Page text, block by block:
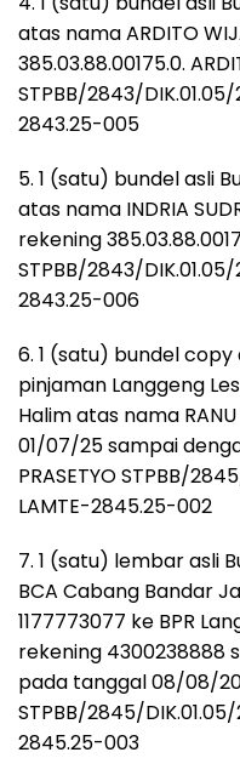
atas nama ARDITO
385.03.88.00175.0.
STPBB/2843/
2843.25-005
5. 1 (satu) bundel asli
atas nama INDRIA
rekening
STPBB/2843/
2843.25-006
6. 1 (satu) bundel
pinjaman Langgeng
Halim atas nama RANU
01/07/25 sampai
PRASETYO STPBB/
LAMTE-2845.25-002
7. 1 (satu) lembar asli
BCA Cabang Bandar
1177773077 ke BPR
rekening 4300238888
pada tanggal 08/08/
STPBB/2845/
2845.25-003